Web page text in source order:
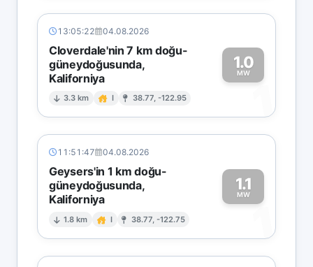
13:05:22 04.08.2026
Cloverdale'nin 7 km doğu-
güneydoğusunda,
Kaliforniya
3.3 km I 38.77, -122.95
1.0
MW
1
11:51:47 04.08.2026
Geysers'in 1 km doğu-
güneydoğusunda,
Kaliforniya
1.8 km I 38.77, -122.75
1.1
MW
1